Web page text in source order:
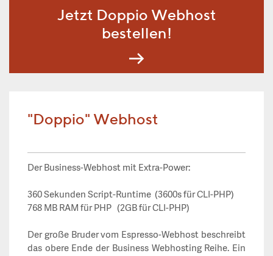
Jetzt Doppio Webhost
bestellen!
"Doppio" Webhost
Der Business-Webhost mit Extra-Power:
360 Sekunden Script-Runtime (3600s für CLI-PHP)
768 MB RAM für PHP (2GB für CLI-PHP)
Der große Bruder vom Espresso-Webhost beschreibt
das obere Ende der Business Webhosting Reihe. Ein